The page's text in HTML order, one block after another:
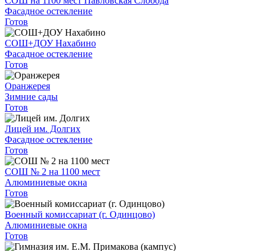
Фасадное остекление
Готов
СОШ+ДОУ Нахабино
Фасадное остекление
Готов
Оранжерея
Зимние сады
Готов
Лицей им. Долгих
Фасадное остекление
Готов
СОШ № 2 на 1100 мест
Алюминиевые окна
Готов
Военный комиссариат (г. Одинцово)
Алюминиевые окна
Готов